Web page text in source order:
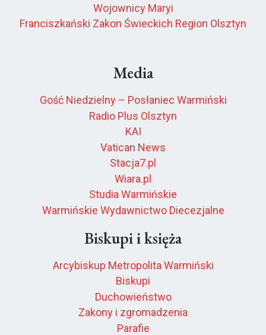
Wojownicy Maryi
Franciszkański Zakon Świeckich Region Olsztyn
Media
Gość Niedzielny – Posłaniec Warmiński
Radio Plus Olsztyn
KAI
Vatican News
Stacja7.pl
Wiara.pl
Studia Warmińskie
Warmińskie Wydawnictwo Diecezjalne
Biskupi i księża
Arcybiskup Metropolita Warmiński
Biskupi
Duchowieństwo
Zakony i zgromadzenia
Parafie